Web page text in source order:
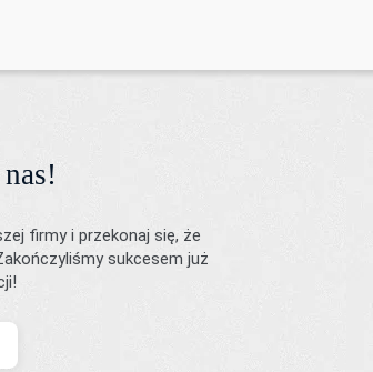
firmy i przekonaj się, że
sukcesem już